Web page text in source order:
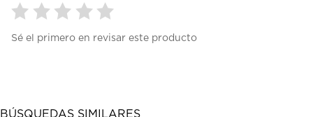
para
1
paraparaparapara
Sé el primero en revisar este producto
BÚSQUEDAS SIMILARES